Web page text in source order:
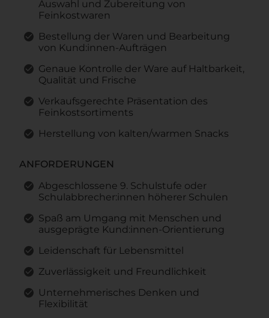
Auswahl und Zubereitung von
Feinkostwaren
Bestellung der Waren und Bearbeitung
von Kund:innen-Aufträgen
Genaue Kontrolle der Ware auf Haltbarkeit,
Qualität und Frische
Verkaufsgerechte Präsentation des
Feinkostsortiments
Herstellung von kalten/warmen Snacks
ANFORDERUNGEN
Abgeschlossene 9. Schulstufe oder
Schulabbrecher:innen höherer Schulen
Spaß am Umgang mit Menschen und
ausgeprägte Kund:innen-Orientierung
Leidenschaft für Lebensmittel
Zuverlässigkeit und Freundlichkeit
Unternehmerisches Denken und
Flexibilität